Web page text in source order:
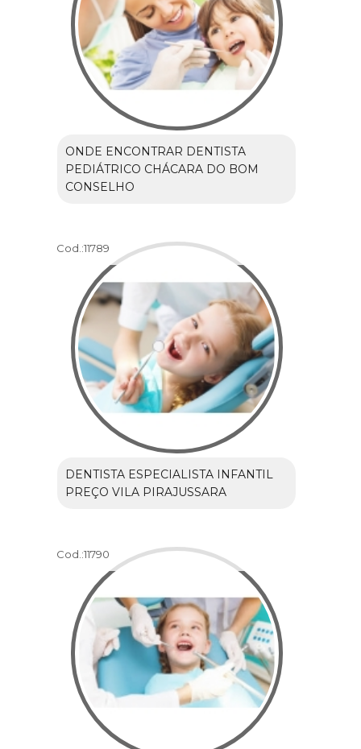
ONDE ENCONTRAR DENTISTA
PEDIÁTRICO CHÁCARA DO BOM
CONSELHO
Cod.:11789
DENTISTA ESPECIALISTA INFANTIL
PREÇO VILA PIRAJUSSARA
Cod.:11790